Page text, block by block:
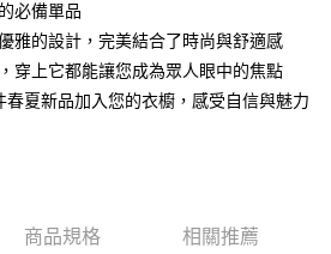
費用金額請依後續交易確認頁面所載為準。
往確認交易或遇審核未通過，訂單將自動取
況，表示未達大哥付你分期系統評分，恕無
大哥付你分期」於每月結算日後寄送繳費提
含以上)免運費
含以上)免運費
必備單品
雅的設計，完美結合了時尚與舒適感
穿上它都能讓您成為眾人眼中的焦點
春夏新品加入您的衣櫥，感受自信與魅力
商品規格 相關推薦